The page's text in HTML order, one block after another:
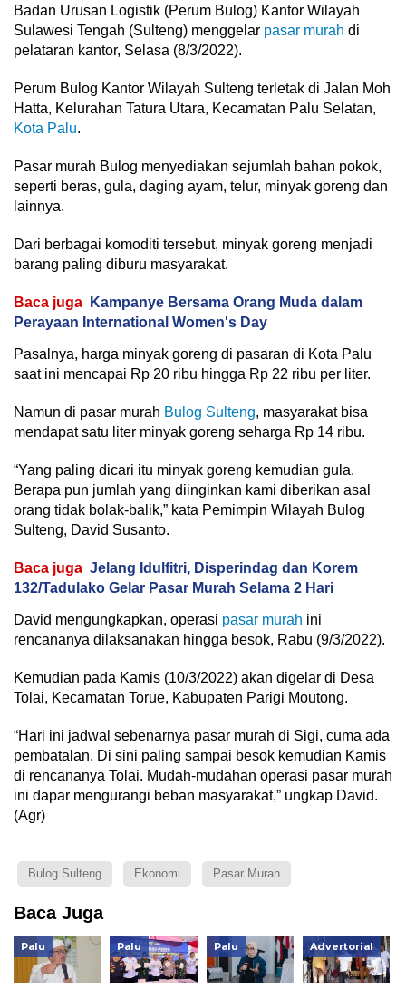
Badan Urusan Logistik (Perum Bulog) Kantor Wilayah
Sulawesi Tengah (Sulteng) menggelar pasar murah di
pelataran kantor, Selasa (8/3/2022).
Perum Bulog Kantor Wilayah Sulteng terletak di Jalan Moh
Hatta, Kelurahan Tatura Utara, Kecamatan Palu Selatan,
Kota Palu.
Pasar murah Bulog menyediakan sejumlah bahan pokok,
seperti beras, gula, daging ayam, telur, minyak goreng dan
lainnya.
Dari berbagai komoditi tersebut, minyak goreng menjadi
barang paling diburu masyarakat.
Baca juga
Kampanye Bersama Orang Muda dalam
Perayaan International Women's Day
Pasalnya, harga minyak goreng di pasaran di Kota Palu
saat ini mencapai Rp 20 ribu hingga Rp 22 ribu per liter.
Namun di pasar murah Bulog Sulteng, masyarakat bisa
mendapat satu liter minyak goreng seharga Rp 14 ribu.
“Yang paling dicari itu minyak goreng kemudian gula.
Berapa pun jumlah yang diinginkan kami diberikan asal
orang tidak bolak-balik,” kata Pemimpin Wilayah Bulog
Sulteng, David Susanto.
Baca juga Jelang Idulfitri, Disperindag dan Korem
132/Tadulako Gelar Pasar Murah Selama 2 Hari
David mengungkapkan, operasi pasar murah ini
rencananya dilaksanakan hingga besok, Rabu (9/3/2022).
Kemudian pada Kamis (10/3/2022) akan digelar di Desa
Tolai, Kecamatan Torue, Kabupaten Parigi Moutong.
“Hari ini jadwal sebenarnya pasar murah di Sigi, cuma ada
pembatalan. Di sini paling sampai besok kemudian Kamis
di rencananya Tolai. Mudah-mudahan operasi pasar murah
ini dapar mengurangi beban masyarakat,” ungkap David.
(Agr)
Bulog Sulteng Ekonomi Pasar Murah
Baca Juga
Palu Palu Palu Advertorial